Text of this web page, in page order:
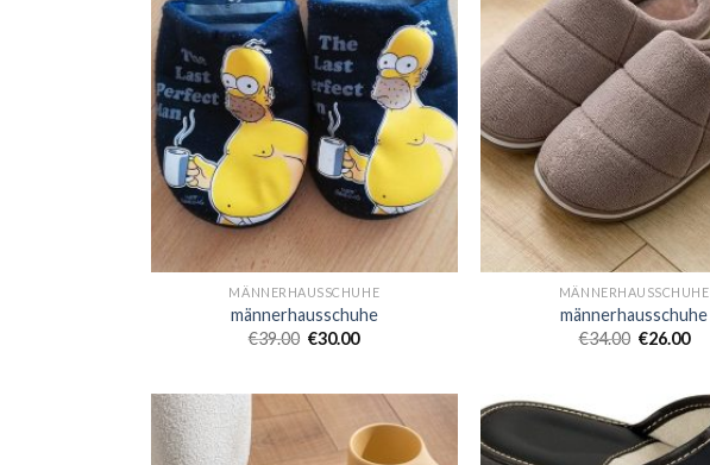
MÄNNERHAUSSCHUHE
männerhausschuhe
€39.00 €30.00
MÄNNERHAUSSCHUHE
männerhausschuhe
€34.00 €26.00